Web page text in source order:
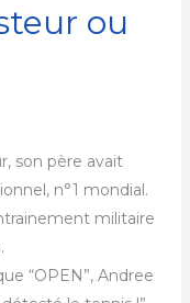
ou
son père avait
n°1 mondial.
militaire
“OPEN”, Andree